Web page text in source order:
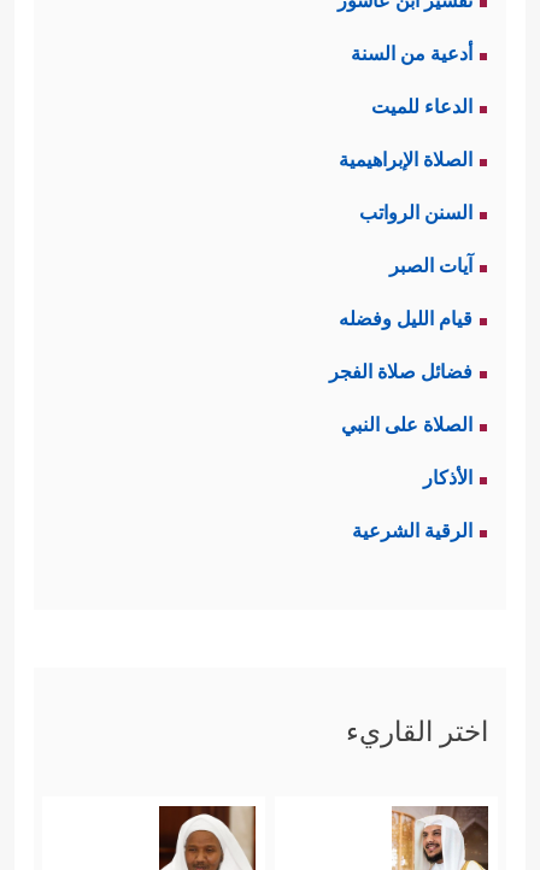
أدعية من السنة
الدعاء للميت
الصلاة الإبراهيمية
السنن الرواتب
آيات الصبر
قيام الليل وفضله
فضائل صلاة الفجر
الصلاة على النبي
الأذكار
الرقية الشرعية
اختر القاريء